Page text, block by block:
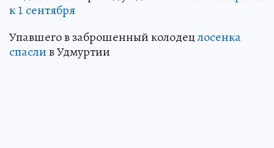
к 1 сентября
Упавшего в заброшенный колодецлосенка
спаслив Удмуртии